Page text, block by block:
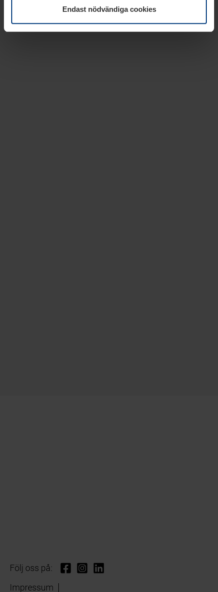
Endast nödvändiga cookies
Följ oss på:
Impressum